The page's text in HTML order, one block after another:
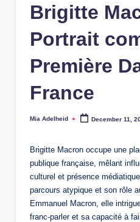
Brigitte
Portrait
Première
France
Posted
Mia Adelheid December 11,
Brigitte Macron occupe une
publique française, mêlant
culturel et présence
parcours atypique et son rôle
Emmanuel Macron, elle
franc-parler et sa capacité à